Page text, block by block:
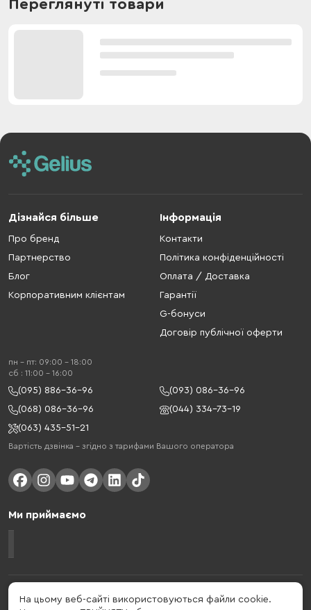
Переглянуті товари
Дізнайся більше
Про бренд
Партнерство
Блог
Корпоративним клієнтам
Інформація
Контакти
Політика конфіденційності
Оплата / Доставка
Гарантії
G-бонуси
Договір публічної оферти
пн - пт: 09:00 - 18:00
cб : 11:00 - 16:00
(095) 886-36-96
(093) 086-36-96
(068) 086-36-96
(044) 334-73-19
(063) 435-51-21
Вартість дзвінка – згідно з тарифами Вашого оператора
Ми приймаємо
Gelius - український бренд, який активно розвивається у сфері смарт
На цьому веб-сайті використовуються файли cookie.